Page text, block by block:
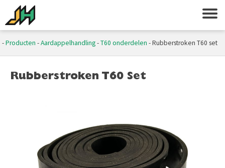
-Producten -Aardappelhandling-T60 onderdelen -Rubberstroken T60 set
Rubberstroken T60 Set